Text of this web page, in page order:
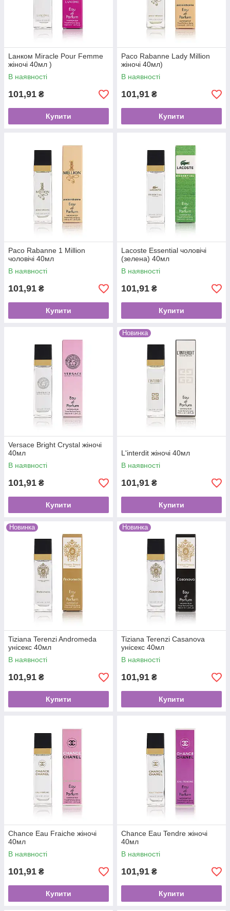
Lанком Miracle Pour Femme
жіночі 40мл )
В наявності
101,91 ₴
Купити
Paco Rabanne Lady Million
жіночі 40мл)
В наявності
101,91 ₴
Купити
Paco Rabanne 1 Million
чоловічі 40мл
В наявності
101,91 ₴
Купити
Lacoste Essential чоловічі
(зелена) 40мл
В наявності
101,91 ₴
Купити
Versace Bright Crystal жіночі
40мл
В наявності
101,91 ₴
Купити
Новинка
L'interdit жіночі 40мл
В наявності
101,91 ₴
Купити
Новинка
Tiziana Terenzi Andromeda
унісекс 40мл
В наявності
101,91 ₴
Купити
Новинка
Tiziana Terenzi Casanova
унісекс 40мл
В наявності
101,91 ₴
Купити
Chance Eau Fraiche жіночі
40мл
В наявності
101,91 ₴
Купити
Chance Eau Tendre жіночі
40мл
В наявності
101,91 ₴
Купити